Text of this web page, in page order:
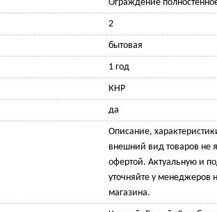
Ограждение
2
бытовая
1 год
КНР
да
Описание,
внешний вид товаров не
офертой. Актуальную и
уточняйте у менеджеров
магазина.